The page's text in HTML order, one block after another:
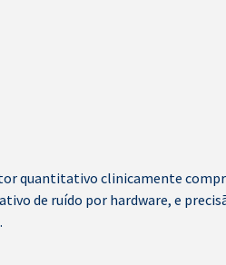
quantitativo clinicamente
de ruído por hardware, e